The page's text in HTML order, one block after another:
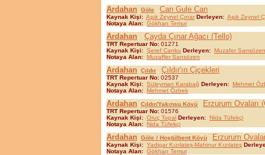
Ardahan Göle Can Gule Can
Kaynak Kişi: Aşık Zeynel Çınar Derleyen: Aşık Zeynel
Notaya Alan: Gökhan Temur
Ardahan Çayda Çınar Ağacı (Tello)
TRT Repertuar No: 01271
Kaynak Kişi: Şeref Canku Derleyen: Muzafer Sarısözen
Notaya Alan: Muzaffer Sarısözen
Ardahan Çıldır Çıldır'ın Çiçekleri
TRT Repertuar No: 02537
Kaynak Kişi: Süleyman Karabağ Derleyen: Mehmet
Notaya Alan: Mehmet Özbek
Ardahan Çıldır/Yakınsu Köyü Erzurum Ovaları
TRT Repertuar No: 01576
Kaynak Kişi: Oruç Topal Derleyen: Nida Tüfekçi
Notaya Alan: Nida Tüfekçi
Ardahan Göle / Hoştülbent Köyü Erzurum
Kaynak Kişi: Yadigar Kızılateş-Mahinur Kızılateş
Notaya Alan: Gökhan Temur